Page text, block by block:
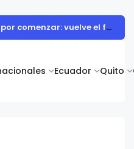
Ecuador Quito
The World Burger Show está por comenzar: vuelve el festival gastronómico más grande del país con su sexta edición